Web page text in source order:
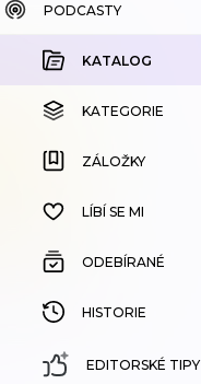
KATALOG
KOUPENÉ
KATEGORIE
ZÁLOŽKY
HISTORIE
PODCASTY
KATALOG
KATEGORIE
ZÁLOŽKY
LÍBÍ SE MI
ODEBÍRANÉ
HISTORIE
EDITORSKÉ TIPY